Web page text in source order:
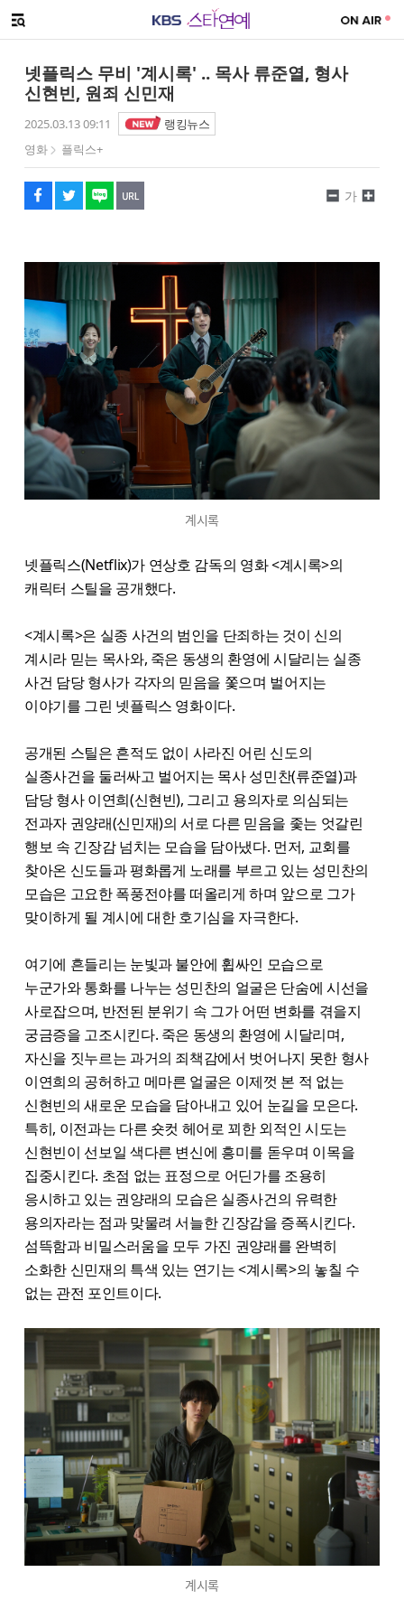
메뉴 열기
넷플릭스 무비 '계시록' .. 목사 류준열, 형사
신현빈, 원죄 신민재
2025.03.13 09:11
랭킹뉴스
영화
플릭스+
페이스북
트위터
네이버
URL복사
글씨 작게보기
가
글씨 크게보기
계시록
넷플릭스(Netflix)가 연상호 감독의 영화 <계시록>의
캐릭터 스틸을 공개했다.
<계시록>은 실종 사건의 범인을 단죄하는 것이 신의
계시라 믿는 목사와, 죽은 동생의 환영에 시달리는 실종
사건 담당 형사가 각자의 믿음을 쫓으며 벌어지는
이야기를 그린 넷플릭스 영화이다.
공개된 스틸은 흔적도 없이 사라진 어린 신도의
실종사건을 둘러싸고 벌어지는 목사 성민찬(류준열)과
담당 형사 이연희(신현빈), 그리고 용의자로 의심되는
전과자 권양래(신민재)의 서로 다른 믿음을 좇는 엇갈린
행보 속 긴장감 넘치는 모습을 담아냈다. 먼저, 교회를
찾아온 신도들과 평화롭게 노래를 부르고 있는 성민찬의
모습은 고요한 폭풍전야를 떠올리게 하며 앞으로 그가
맞이하게 될 계시에 대한 호기심을 자극한다.
여기에 흔들리는 눈빛과 불안에 휩싸인 모습으로
누군가와 통화를 나누는 성민찬의 얼굴은 단숨에 시선을
사로잡으며, 반전된 분위기 속 그가 어떤 변화를 겪을지
궁금증을 고조시킨다. 죽은 동생의 환영에 시달리며,
자신을 짓누르는 과거의 죄책감에서 벗어나지 못한 형사
이연희의 공허하고 메마른 얼굴은 이제껏 본 적 없는
신현빈의 새로운 모습을 담아내고 있어 눈길을 모은다.
특히, 이전과는 다른 숏컷 헤어로 꾀한 외적인 시도는
신현빈이 선보일 색다른 변신에 흥미를 돋우며 이목을
집중시킨다. 초점 없는 표정으로 어딘가를 조용히
응시하고 있는 권양래의 모습은 실종사건의 유력한
용의자라는 점과 맞물려 서늘한 긴장감을 증폭시킨다.
섬뜩함과 비밀스러움을 모두 가진 권양래를 완벽히
소화한 신민재의 특색 있는 연기는 <계시록>의 놓칠 수
없는 관전 포인트이다.
계시록
해시태그